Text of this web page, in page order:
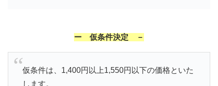
ー 仮条件決定 －
仮条件は、1,400円以上1,550円以下の価格といた
します。